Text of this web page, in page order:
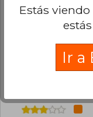
Cargar más
¿Leíste este
agregar tu
Estás viendo
Ir a